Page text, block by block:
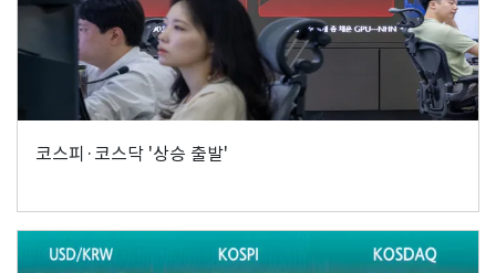
코스피·코스닥 '상승 출발'